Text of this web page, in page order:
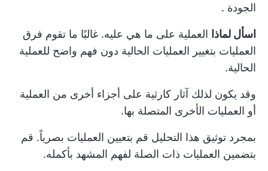
الجودة .
اسأل لماذا العملية على ما هي عليه. غالبًا ما تقوم فرق
العمليات بتغيير العمليات الحالية دون فهم واضح للعملية
الحالية.
وقد يكون لذلك آثار كارثية على أجزاء أخرى من العملية
أو العمليات الأخرى المتصلة بها.
بمجرد توثيق هذا التحليل قم بتعيين العمليات بصرياً. قم
بتضمين العمليات ذات الصلة لفهم المشهد بأكمله.